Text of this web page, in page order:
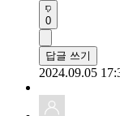
0
답글 쓰기
2024.09.05